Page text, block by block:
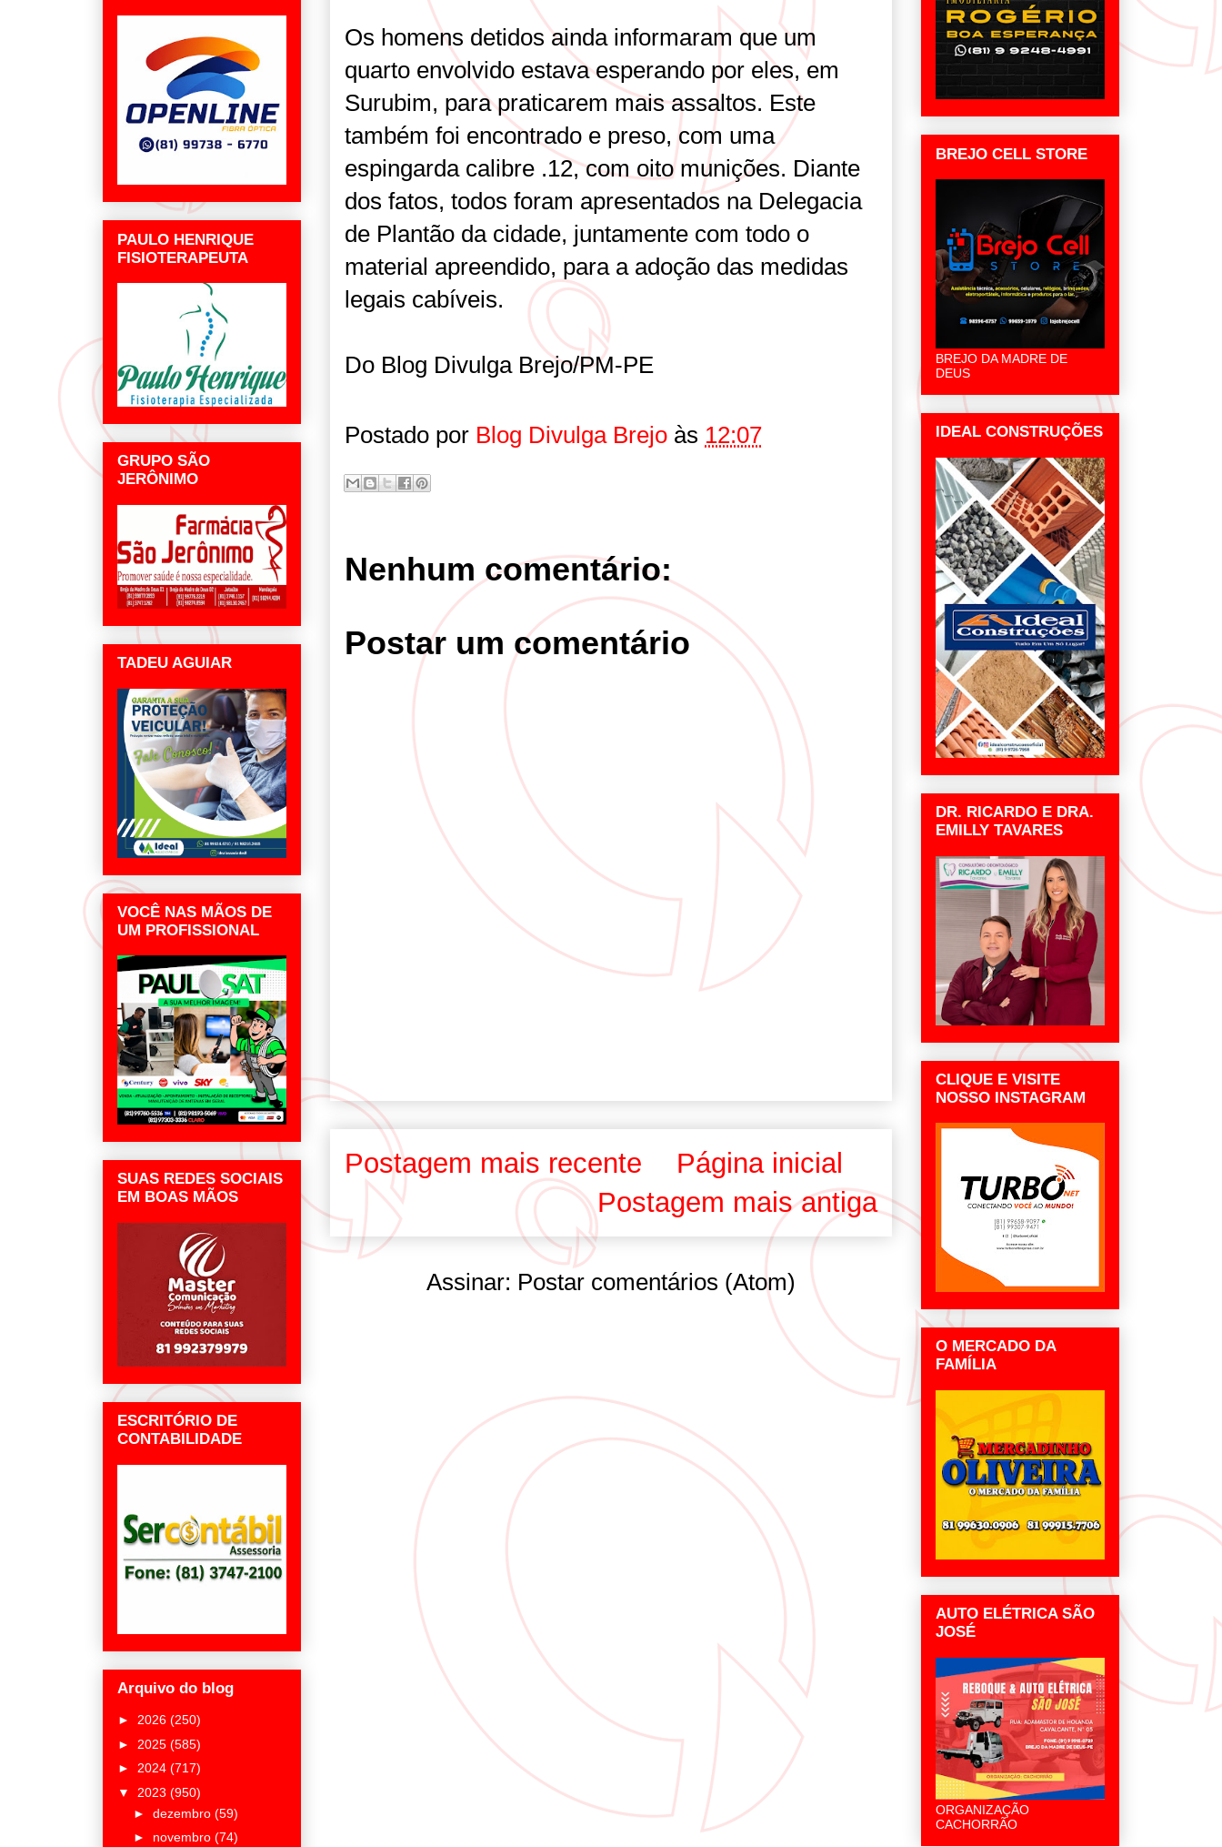
Os homens detidos ainda informaram que um
quarto envolvido estava esperando por eles, em
Surubim, para praticarem mais assaltos. Este
também foi encontrado e preso, com uma
espingarda calibre .12, com oito munições. Diante
dos fatos, todos foram apresentados na Delegacia
de Plantão da cidade, juntamente com todo o
material apreendido, para a adoção das medidas
legais cabíveis.
Do Blog Divulga Brejo/PM-PE
Postado por Blog Divulga Brejo às 12:07
Nenhum comentário:
Postar um comentário
Postagem mais recente
Postagem mais antiga
Página inicial
Assinar: Postar comentários (Atom)
PAULO HENRIQUE
FISIOTERAPEUTA
GRUPO SÃO
JERÔNIMO
TADEU AGUIAR
VOCÊ NAS MÃOS DE
UM PROFISSIONAL
SUAS REDES SOCIAIS
EM BOAS MÃOS
ESCRITÓRIO DE
CONTABILIDADE
Arquivo do blog
► 2026 (250)
► 2025 (585)
► 2024 (717)
▼ 2023 (950)
► dezembro (59)
► novembro (74)
BREJO CELL STORE
BREJO DA MADRE DE
DEUS
IDEAL CONSTRUÇÕES
DR. RICARDO E DRA.
EMILLY TAVARES
CLIQUE E VISITE
NOSSO INSTAGRAM
O MERCADO DA
FAMÍLIA
AUTO ELÉTRICA SÃO
JOSÉ
ORGANIZAÇÃO
CACHORRÃO